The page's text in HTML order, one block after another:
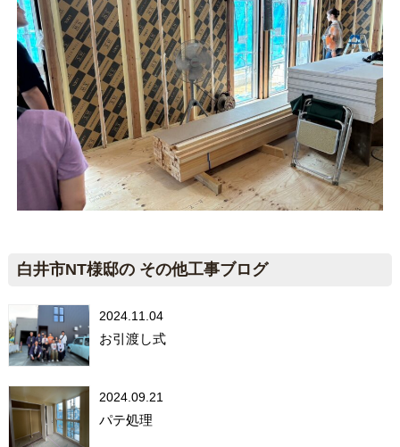
白井市NT様邸の その他工事ブログ
2024.11.04
お引渡し式
2024.09.21
パテ処理